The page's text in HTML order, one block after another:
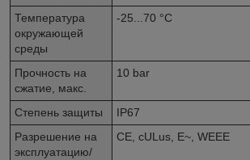
Температура
окружающей
среды
-25...70 °C
Прочность на
сжатие, макс.
10 bar
Степень защиты
IP67
Разрешение на
эксплуатацию/
CE, cULus, E~, WEEE